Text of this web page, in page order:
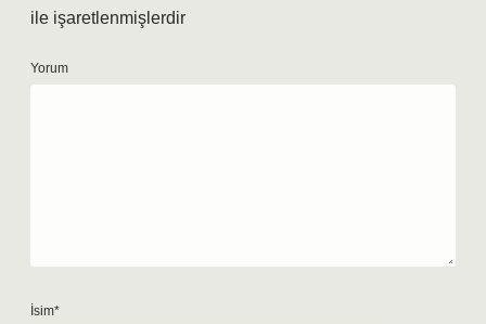
ile işaretlenmişlerdir
Yorum
İsim*